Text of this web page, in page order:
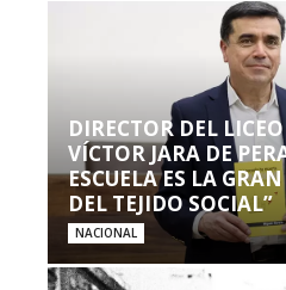
DIRECTOR DEL
VÍCTOR JARA DE
ESCUELA ES LA
DEL TEJIDO SOCIAL”
NACIONAL